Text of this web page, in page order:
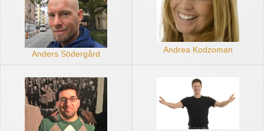
Anders Södergård Andrea Kodzoman